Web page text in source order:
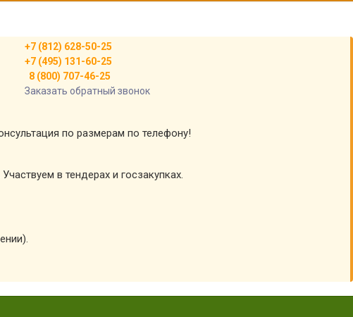
+7 (812) 628-50-25
+7 (495) 131-60-25
8 (800) 707-46-25
Заказать обратный звонок
по размерам по телефону!
Участвуем в тендерах и госзакупках.